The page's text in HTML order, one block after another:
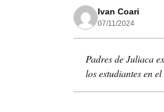
Ivan Coari
07/11/2024
Padres de Juliaca
los estudiantes en